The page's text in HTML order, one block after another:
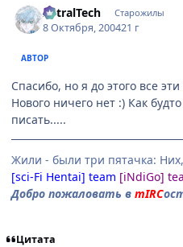
AstralTech Старожилы
8 Октября, 200421 г
АВТОР
Спасибо, но я до этого все
Нового ничего нет :) Как
писать.....
Жили - были три пятачка:
[sci-Fi Hentai] team [iNdiGo]
Добро пожаловать в mIRC
Цитата